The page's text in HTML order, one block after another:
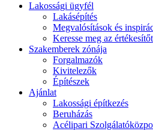
Lakossági ügyfél
Lakásépítés
Megvalósítások és
Keresse meg az értékesítőt
Szakemberek zónája
Forgalmazók
Kivitelezők
Építészek
Ajánlat
Lakossági építkezés
Beruházás
Acélipari